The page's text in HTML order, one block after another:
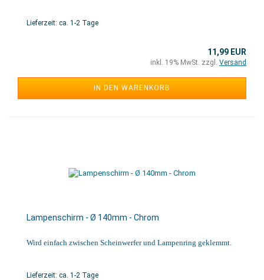
Lieferzeit: ca. 1-2 Tage
11,99 EUR
inkl. 19% MwSt. zzgl. Versand
IN DEN WARENKORB
Lampenschirm - Ø 140mm - Chrom
Wird einfach zwischen Scheinwerfer und Lampenring geklemmt.
Lieferzeit: ca. 1-2 Tage